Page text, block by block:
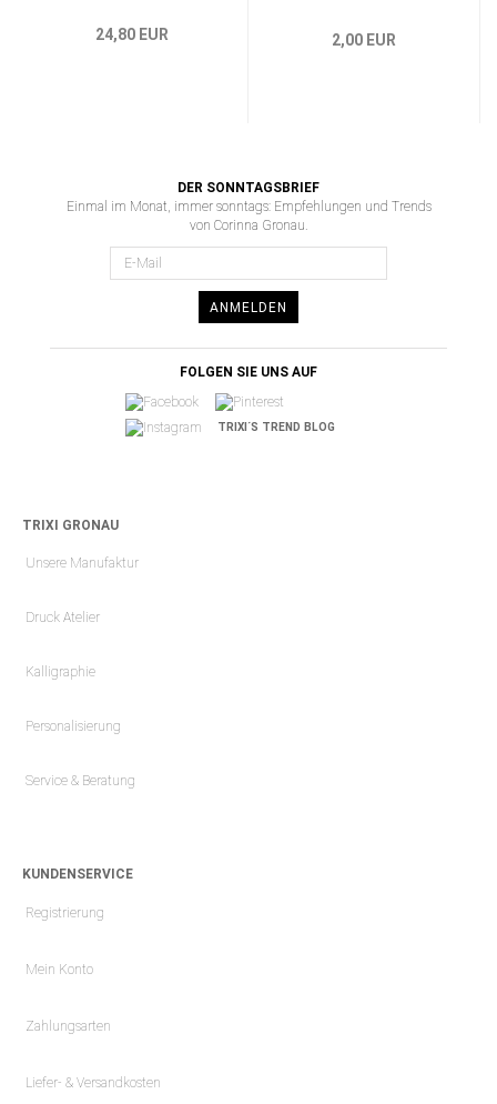
24,80 EUR 2,00 EUR
DER SONNTAGSBRIEF
Einmal im Monat, immer sonntags: Empfehlungen und Trends
von Corinna Gronau.
ANMELDEN
FOLGEN SIE UNS AUF
TRIXI´S TREND BLOG
TRIXI GRONAU
Unsere Manufaktur
Druck Atelier
Kalligraphie
Personalisierung
Service & Beratung
KUNDENSERVICE
Registrierung
Mein Konto
Zahlungsarten
Liefer- & Versandkosten